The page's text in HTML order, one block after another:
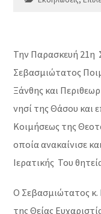
Την Παρασκευή 21η
Σεβασμιώτατος
Ξάνθης και
νησί της Θάσου και
Κοιμήσεως της
οποία ανακαίνισε
Ιερατικής Του
Ο Σεβασμιώτατος κ.
της Θείας